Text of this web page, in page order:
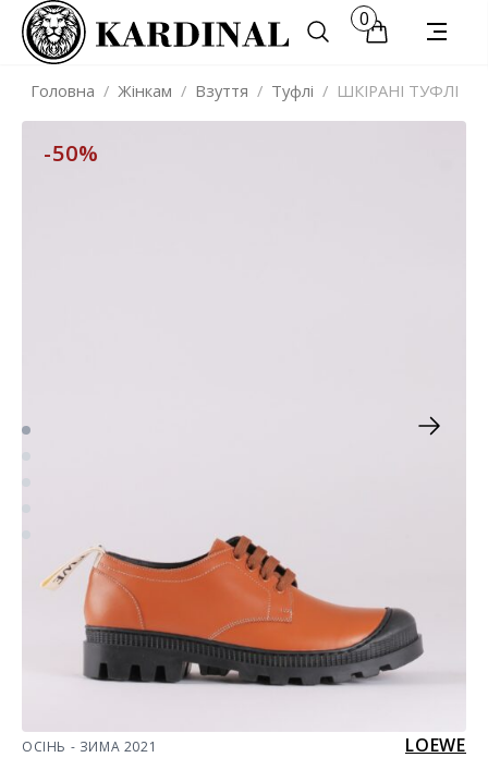
0
Головна / Жінкам / Взуття / Туфлі / ШКІРАНІ ТУФЛІ
-50%
ОСІНЬ - ЗИМА 2021 LOEWE